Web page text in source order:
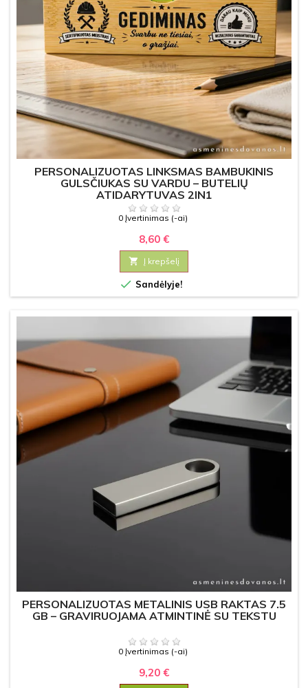
PERSONALIZUOTAS LINKSMAS BAMBUKINIS
GULSČIUKAS SU VARDU – BUTELIŲ
ATIDARYTUVAS 2IN1
0 Įvertinimas (-ai)
8,60 €
 Į krepšelį
 Sandėlyje!
PERSONALIZUOTAS METALINIS USB RAKTAS 7.5
GB – GRAVIRUOJAMA ATMINTINĖ SU TEKSTU
0 Įvertinimas (-ai)
9,20 €